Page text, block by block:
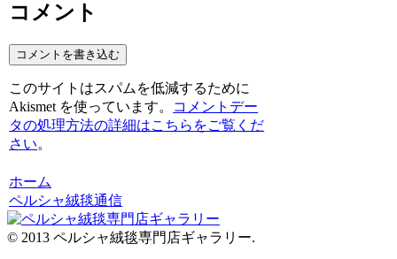
コメント
コメントを書き込む
このサイトはスパムを低減するために
Akismet を使っています。
コメントデー
タの処理方法の詳細はこちらをご覧くだ
さい。
ホーム
ペルシャ絨毯通信
© 2013 ペルシャ絨毯専門店ギャラリー.